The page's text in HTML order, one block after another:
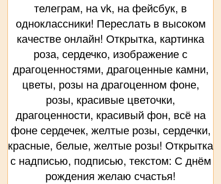
телеграм, на vk, на фейсбук, в
одноклассники! Переслать в высоком
качестве онлайн! Открытка, картинка
роза, сердечко, изображение с
драгоценностями, драгоценные камни,
цветы, розы на драгоценном фоне,
розы, красивые цветочки,
драгоценности, красивый фон, всё на
фоне сердечек, желтые розы, сердечки,
красные, белые, желтые розы! Открытка
с надписью, подписью, текстом: С днём
рождения желаю счастья!